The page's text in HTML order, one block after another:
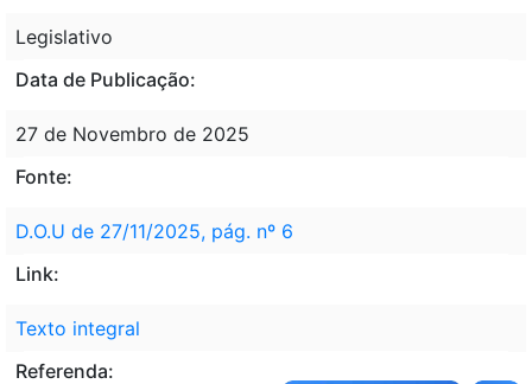
Legislativo
Data de Publicação:
27 de Novembro de 2025
Fonte:
D.O.U de 27/11/2025, pág. nº 6
Link:
Texto integral
Referenda: